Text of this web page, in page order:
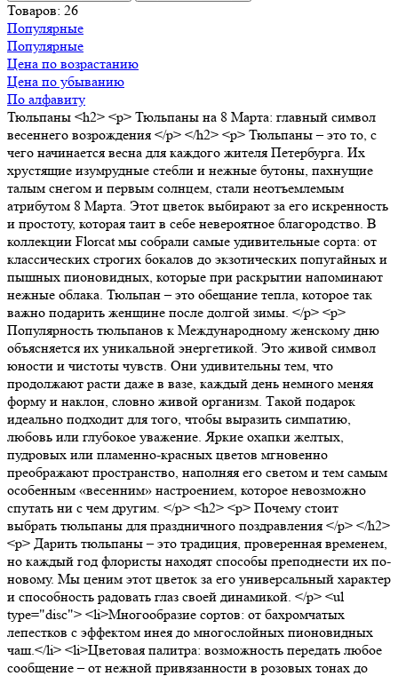
Товаров: 26
Популярные
Популярные
Цена по возрастанию
Цена по убыванию
По алфавиту
Тюльпаны <h2> <p> Тюльпаны на 8 Марта: главный символ
весеннего возрождения </p> </h2> <p> Тюльпаны – это то, с
чего начинается весна для каждого жителя Петербурга. Их
хрустящие изумрудные стебли и нежные бутоны, пахнущие
талым снегом и первым солнцем, стали неотъемлемым
атрибутом 8 Марта. Этот цветок выбирают за его искренность
и простоту, которая таит в себе невероятное благородство. В
коллекции Florcat мы собрали самые удивительные сорта: от
классических строгих бокалов до экзотических попугайных и
пышных пионовидных, которые при раскрытии напоминают
нежные облака. Тюльпан – это обещание тепла, которое так
важно подарить женщине после долгой зимы. </p> <p>
Популярность тюльпанов к Международному женскому дню
объясняется их уникальной энергетикой. Это живой символ
юности и чистоты чувств. Они удивительны тем, что
продолжают расти даже в вазе, каждый день немного меняя
форму и наклон, словно живой организм. Такой подарок
идеально подходит для того, чтобы выразить симпатию,
любовь или глубокое уважение. Яркие охапки желтых,
пудровых или пламенно-красных цветов мгновенно
преображают пространство, наполняя его светом и тем самым
особенным «весенним» настроением, которое невозможно
спутать ни с чем другим. </p> <h2> <p> Почему стоит
выбрать тюльпаны для праздничного поздравления </p> </h2>
<p> Дарить тюльпаны – это традиция, проверенная временем,
но каждый год флористы находят способы преподнести их по-
новому. Мы ценим этот цветок за его универсальный характер
и способность радовать глаз своей динамикой. </p> <ul
type="disc"> <li>Многообразие сортов: от бахромчатых
лепестков с эффектом инея до многослойных пионовидных
чаш.</li> <li>Цветовая палитра: возможность передать любое
сообщение – от нежной привязанности в розовых тонах до